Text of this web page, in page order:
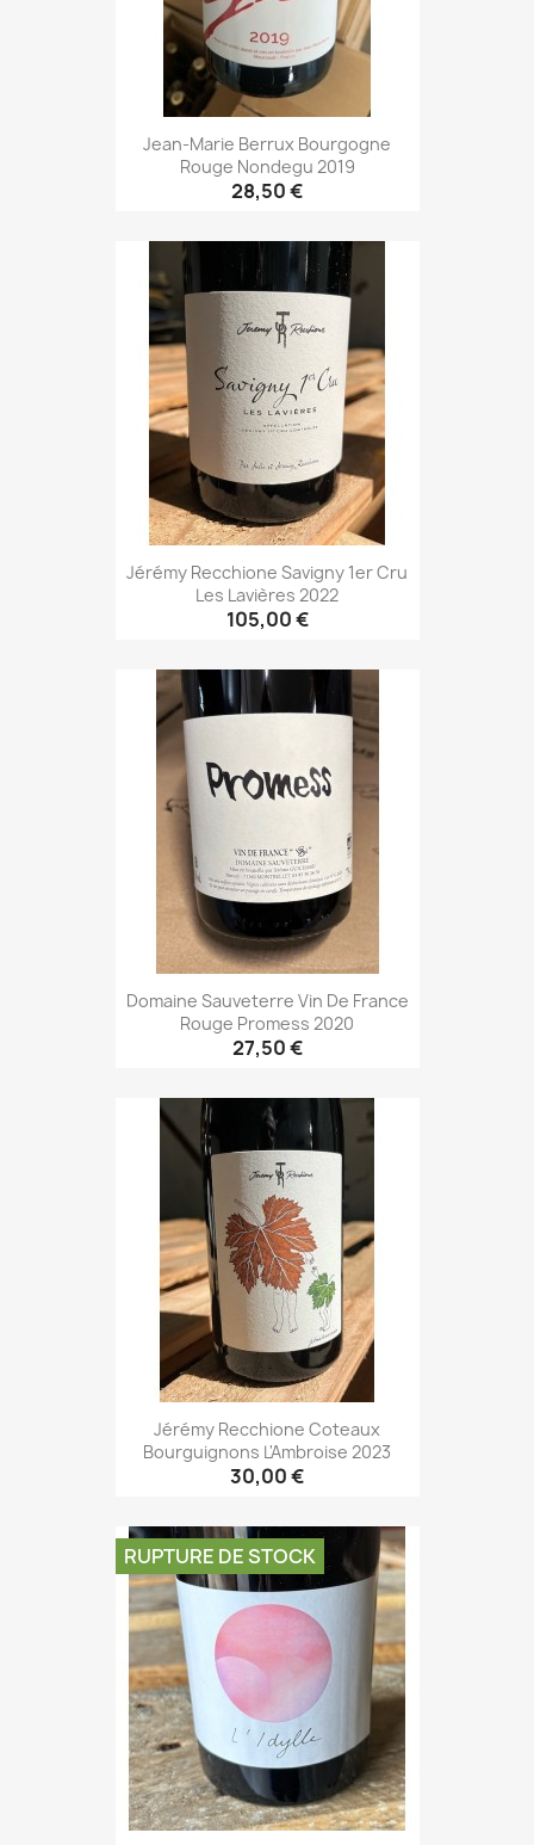
Jean-Marie Berrux Bourgogne
Rouge Nondegu 2019
28,50 €
Jérémy Recchione Savigny 1er Cru
Les Lavières 2022
105,00 €
Domaine Sauveterre Vin De France
Rouge Promess 2020
27,50 €
Jérémy Recchione Coteaux
Bourguignons L'Ambroise 2023
30,00 €
RUPTURE DE STOCK